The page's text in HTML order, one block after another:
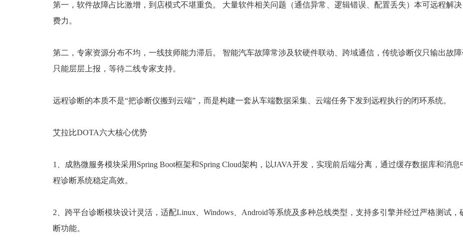
第一，软件故障占比激增，到店模式不堪重负。 大量软件相关问题（通信异常、逻辑错误、配置丢失）本可远程解
费力。
第二，专家资源分布不均，一线技师能力滞后。 智能汽车故障常涉及软硬件联动、跨域通信，传统诊断仪只输出故
只能层层上报，等待二线专家支持。
远程诊断的本质不是“把诊断仪搬到云端”，而是构建一套从车端数据采集、云端任务下发到远程执行的闭环系统。
艾拉比DOTA六大核心优势
1、成熟微服务模块采用Spring Boot框架和Spring Cloud架构，以JAVA开发，实现前后端分离，通过缓存数据库和消
程诊断系统稳定高效。
2、跨平台诊断模块设计灵活，适配Linux、Windows、Android等系统及多种总线类型，支持多引擎并经过严格测试
断功能。